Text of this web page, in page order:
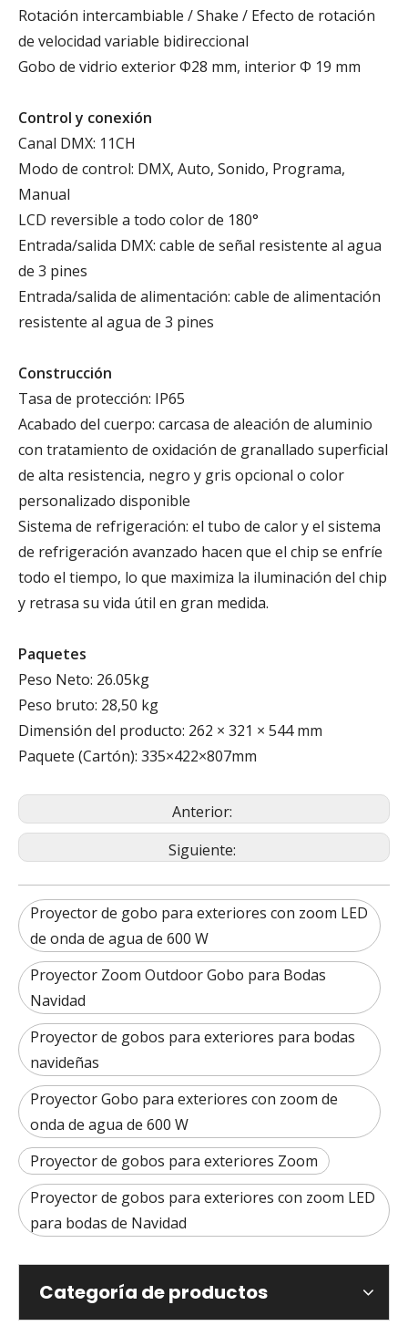
Rotación intercambiable / Shake / Efecto de rotación
de velocidad variable bidireccional
Gobo de vidrio exterior Φ28 mm, interior Φ 19 mm
Control y conexión
Canal DMX: 11CH
Modo de control: DMX, Auto, Sonido, Programa,
Manual
LCD reversible a todo color de 180°
Entrada/salida DMX: cable de señal resistente al agua
de 3 pines
Entrada/salida de alimentación: cable de alimentación
resistente al agua de 3 pines
Construcción
Tasa de protección: IP65
Acabado del cuerpo: carcasa de aleación de aluminio
con tratamiento de oxidación de granallado superficial
de alta resistencia, negro y gris opcional o color
personalizado disponible
Sistema de refrigeración: el tubo de calor y el sistema
de refrigeración avanzado hacen que el chip se enfríe
todo el tiempo, lo que maximiza la iluminación del chip
y retrasa su vida útil en gran medida.
Paquetes
Peso Neto: 26.05kg
Peso bruto: 28,50 kg
Dimensión del producto: 262 × 321 × 544 mm
Paquete (Cartón): 335×422×807mm
Anterior:
Siguiente:
Proyector de gobo para exteriores con zoom LED
de onda de agua de 600 W
Proyector Zoom Outdoor Gobo para Bodas
Navidad
Proyector de gobos para exteriores para bodas
navideñas
Proyector Gobo para exteriores con zoom de
onda de agua de 600 W
Proyector de gobos para exteriores Zoom
Proyector de gobos para exteriores con zoom LED
para bodas de Navidad
Categoría de productos